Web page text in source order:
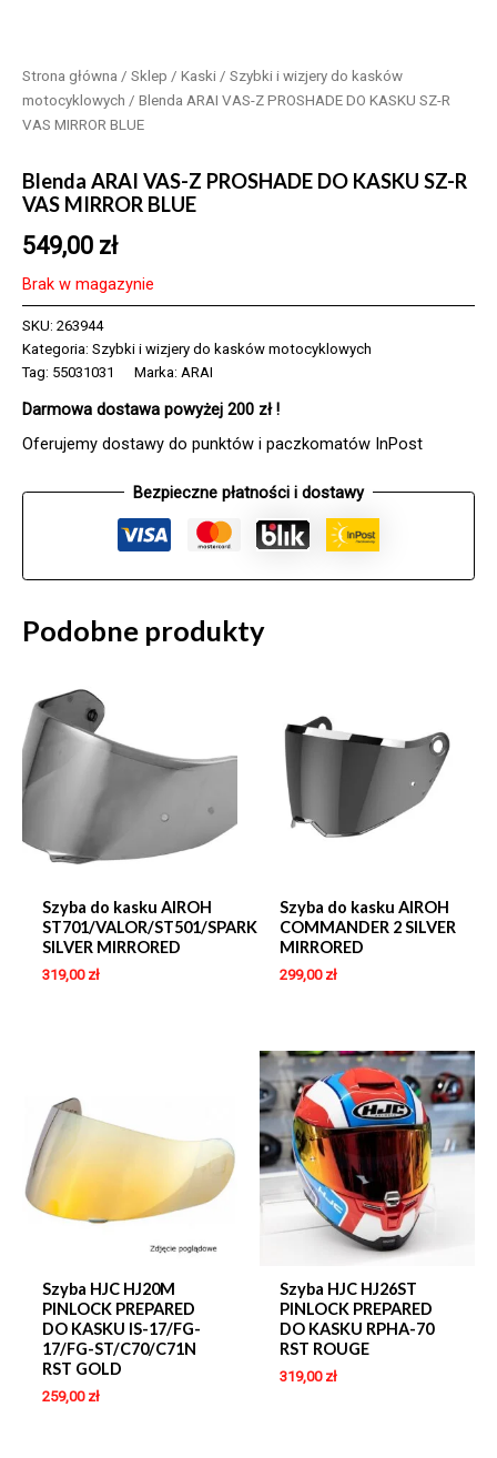
Strona główna / Sklep / Kaski / Szybki i wizjery do kasków
motocyklowych / Blenda ARAI VAS-Z PROSHADE DO KASKU SZ-R
VAS MIRROR BLUE
Blenda ARAI VAS-Z PROSHADE DO KASKU SZ-R
VAS MIRROR BLUE
549,00 zł
Brak w magazynie
SKU: 263944
Kategoria: Szybki i wizjery do kasków motocyklowych
Tag: 55031031 Marka: ARAI
Darmowa dostawa powyżej 200 zł !
Oferujemy dostawy do punktów i paczkomatów InPost
Bezpieczne płatności i dostawy
Podobne produkty
Szyba do kasku AIROH
ST701/VALOR/ST501/SPARK
SILVER MIRRORED
319,00 zł
Szyba do kasku AIROH
COMMANDER 2 SILVER
MIRRORED
299,00 zł
Szyba HJC HJ20M
PINLOCK PREPARED
DO KASKU IS-17/FG-
17/FG-ST/C70/C71N
RST GOLD
259,00 zł
Szyba HJC HJ26ST
PINLOCK PREPARED
DO KASKU RPHA-70
RST ROUGE
319,00 zł